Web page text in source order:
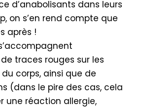
d’anabolisants dans leurs
on s’en rend compte que
après !
traces rouges sur les
corps, ainsi que de
(dans le pire des cas, cela
une réaction allergie,